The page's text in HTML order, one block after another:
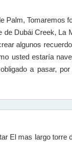
Palm, Tomaremos
Dubái Creek, La
algunos
usted estaría
a pasar,
El mas largo torre